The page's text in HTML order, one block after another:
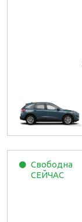
Свободна
СЕЙЧАС